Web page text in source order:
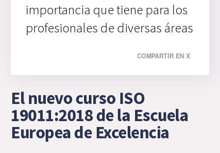
importancia que tiene para los
profesionales de diversas áreas
COMPARTIR EN X
El nuevo curso ISO
19011:2018 de la Escuela
Europea de Excelencia